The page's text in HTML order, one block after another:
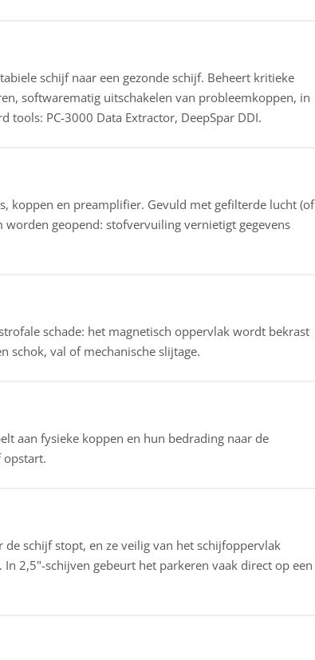
schijf naar een gezonde schijf. Beheert kritieke
softwarematig uitschakelen van probleemkoppen, in
tools: PC-3000 Data Extractor, DeepSpar DDI.
koppen en preamplifier. Gevuld met gefilterde lucht (of
geopend: stofvervuiling vernietigt gegevens
schade: het magnetisch oppervlak wordt bekrast
schok, val of mechanische slijtage.
aan fysieke koppen en hun bedrading naar de
opstart.
schijf stopt, en ze veilig van het schijfoppervlak
2,5"-schijven gebeurt het parkeren vaak direct op een